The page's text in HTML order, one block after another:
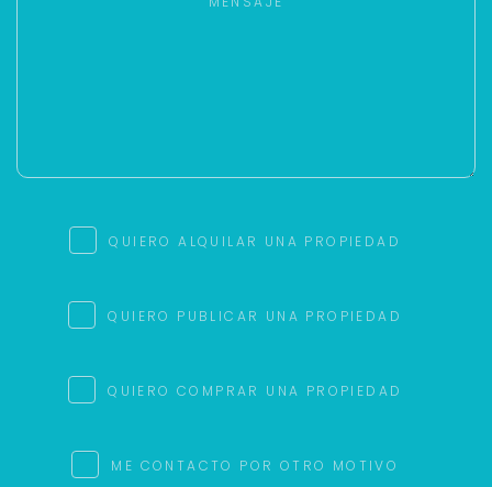
QUIERO ALQUILAR UNA PROPIEDAD
QUIERO PUBLICAR UNA PROPIEDAD
QUIERO COMPRAR UNA PROPIEDAD
ME CONTACTO POR OTRO MOTIVO